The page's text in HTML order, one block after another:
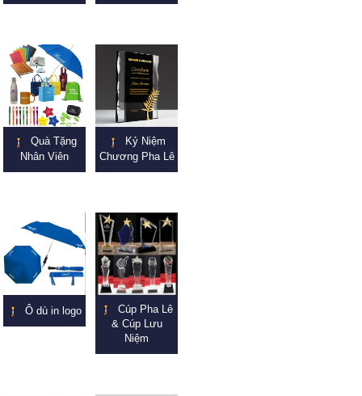
Quà Tặng
Nhân Viên
Kỷ Niệm
Chương Pha Lê
Ô dù in logo
Cúp Pha Lê
& Cúp Lưu
Niệm